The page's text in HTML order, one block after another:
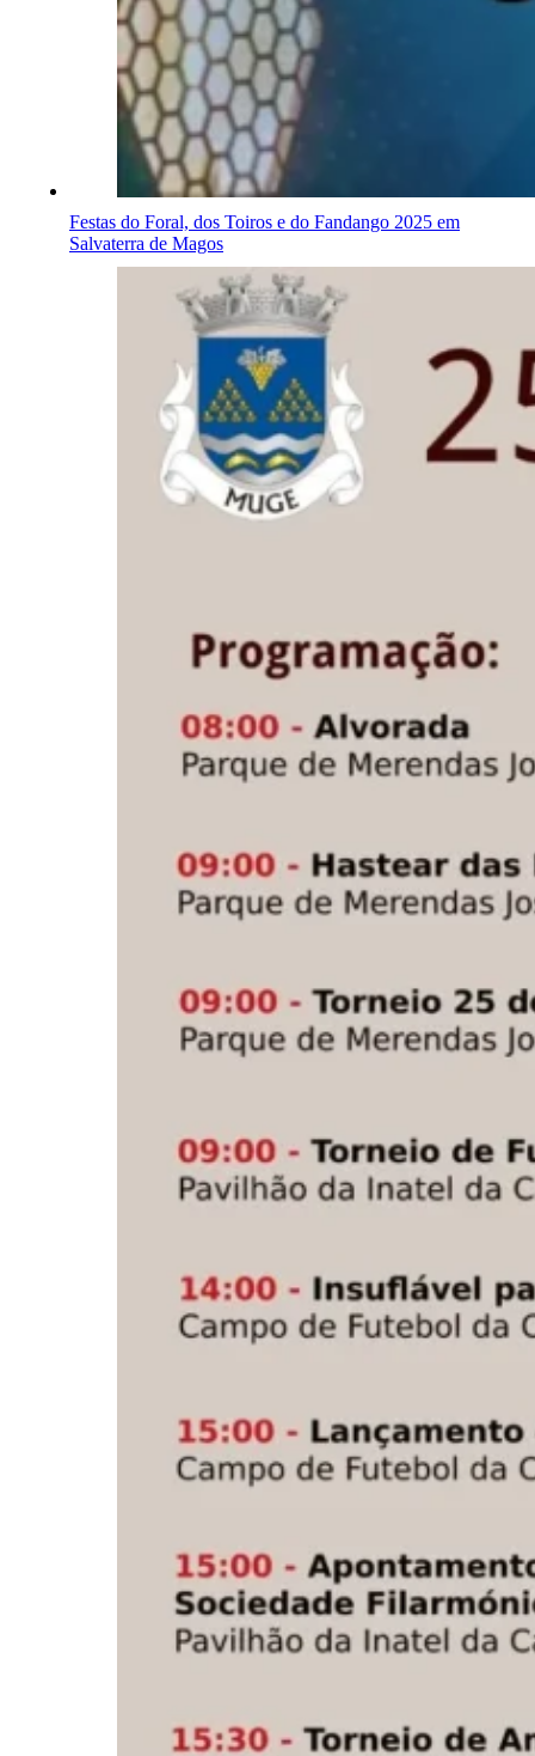
Festas do Foral, dos Toiros e do Fandango 2025 em
Salvaterra de Magos